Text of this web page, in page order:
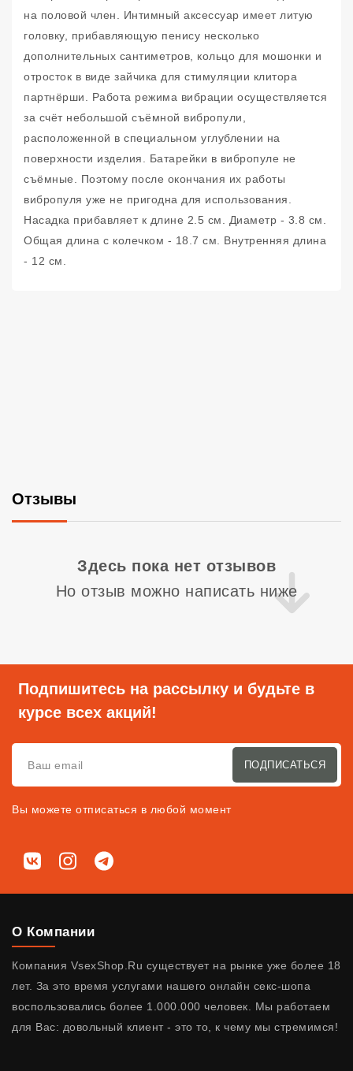
на половой член. Интимный аксессуар имеет литую
головку, прибавляющую пенису несколько
дополнительных сантиметров, кольцо для мошонки и
отросток в виде зайчика для стимуляции клитора
партнёрши. Работа режима вибрации осуществляется
за счёт небольшой съёмной вибропули,
расположенной в специальном углублении на
поверхности изделия. Батарейки в вибропуле не
съёмные. Поэтому после окончания их работы
вибропуля уже не пригодна для использования.
Насадка прибавляет к длине 2.5 см. Диаметр - 3.8 см.
Общая длина с колечком - 18.7 см. Внутренняя длина
- 12 см.
Отзывы
Здесь пока нет отзывов
Но отзыв можно написать ниже
Подпишитесь на рассылку и будьте в
курсе всех акций!
ПОДПИСАТЬСЯ
Вы можете отписаться в любой момент
Мы в соц. сетях
ВКонтактеInstagramTelegram
О Компании
Компания VsexShop.Ru существует на рынке уже более 18
лет. За это время услугами нашего онлайн секс-шопа
воспользовались более 1.000.000 человек. Мы работаем
для Вас: довольный клиент - это то, к чему мы стремимся!